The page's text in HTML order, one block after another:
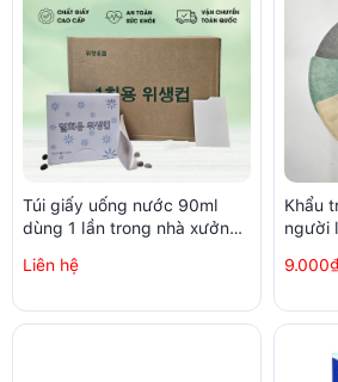
Túi giấy uống nước 90ml
dùng 1 lần trong nhà xưởng,
hộp)
Liên hệ
Khẩu
người